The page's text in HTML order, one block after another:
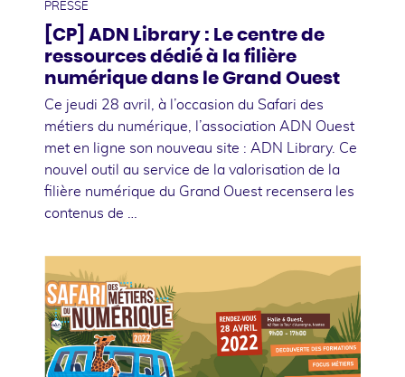
PRESSE
[CP] ADN Library : Le centre de
ressources dédié à la filière
numérique dans le Grand Ouest
Ce jeudi 28 avril, à l’occasion du Safari des
métiers du numérique, l’association ADN Ouest
met en ligne son nouveau site : ADN Library. Ce
nouvel outil au service de la valorisation de la
filière numérique du Grand Ouest recensera les
contenus de …